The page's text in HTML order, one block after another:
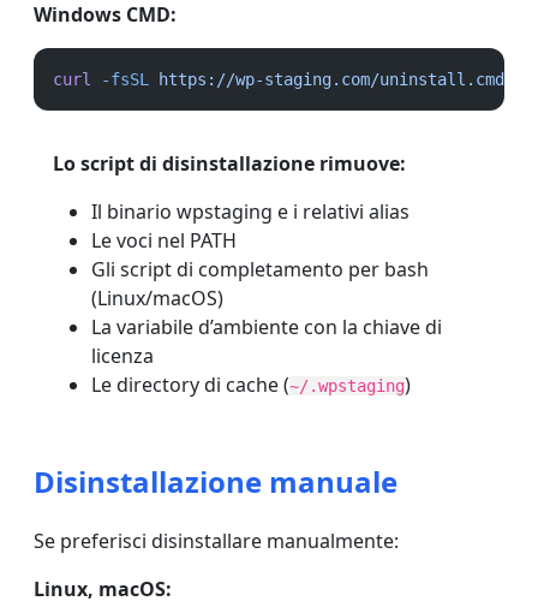
Windows CMD:
curl -fsSL https://wp-staging.com/uninstall.cmd
Lo script di disinstallazione rimuove:
Il binario wpstaging e i relativi alias
Le voci nel PATH
Gli script di completamento per bash
(Linux/macOS)
La variabile d’ambiente con la chiave di
licenza
Le directory di cache (~/.wpstaging)
Disinstallazione manuale
Se preferisci disinstallare manualmente:
Linux, macOS: